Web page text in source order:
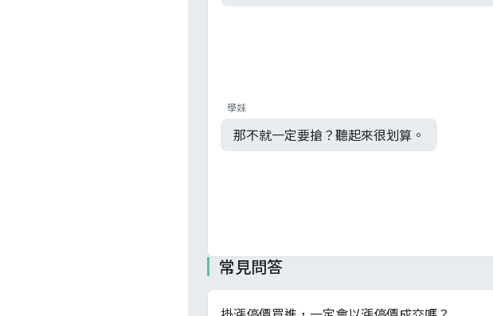
學妹
那不就一定要搶？聽起來很划算。
常見問答